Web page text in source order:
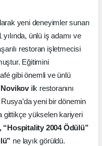
yeni deneyimler sunan
yılında, ünlü iş adamı ve
restoran işletmecisi
Eğitimini
gibi önemli ve ünlü
ilk restoranını
yeni bir dönemin
gittikçe yükselen kariyeri
“Hospitality 2004 Ödülü”
ne layık görüldü.